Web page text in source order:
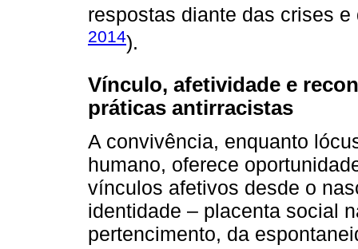
respostas diante das crises
2014).
Vínculo, afetividade e
práticas antirracistas
A convivência, enquanto
humano, oferece
vínculos afetivos desde o
identidade – placenta social
pertencimento, da